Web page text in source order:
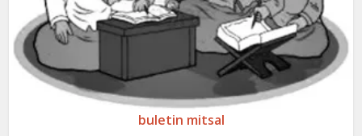
buletin mitsal